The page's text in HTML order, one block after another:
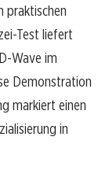
praktischen
Test liefert
Wave im
Demonstration
markiert einen
in